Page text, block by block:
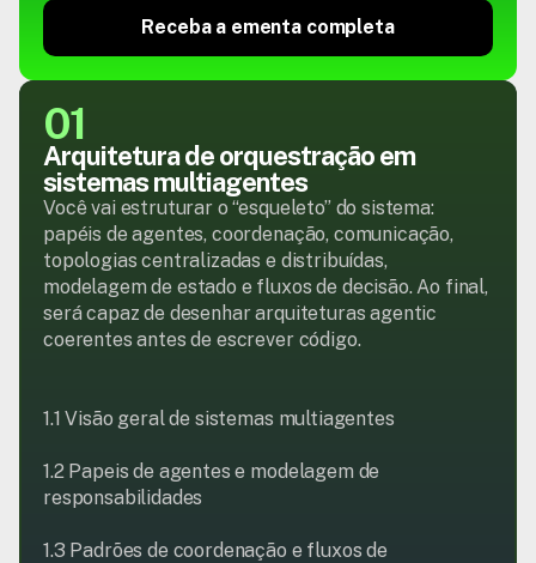
01
Arquitetura de orquestração em
sistemas multiagentes
Você vai estruturar o “esqueleto” do sistema:
papéis de agentes, coordenação, comunicação,
topologias centralizadas e distribuídas,
modelagem de estado e fluxos de decisão. Ao final,
será capaz de desenhar arquiteturas agentic
coerentes antes de escrever código.
1.1 Visão geral de sistemas multiagentes
1.2 Papeis de agentes e modelagem de
responsabilidades
1.3 Padrões de coordenação e fluxos de
Receba a ementa completa